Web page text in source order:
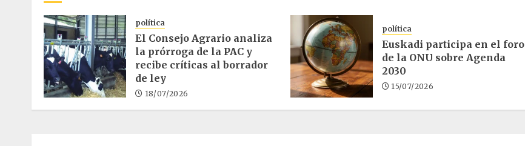
política
El Consejo Agrario analiza
la prórroga de la PAC y
recibe críticas al borrador
de ley
18/07/2026
política
Euskadi participa en el foro
de la ONU sobre Agenda
2030
15/07/2026